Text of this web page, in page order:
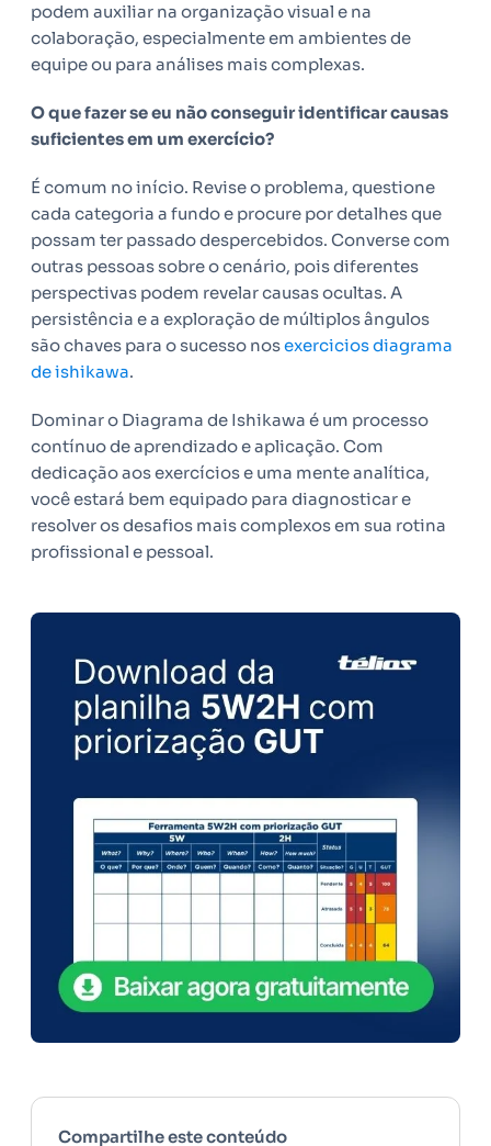
podem auxiliar na organização visual e na
colaboração, especialmente em ambientes de
equipe ou para análises mais complexas.
O que fazer se eu não conseguir identificar causas
suficientes em um exercício?
É comum no início. Revise o problema, questione
cada categoria a fundo e procure por detalhes que
possam ter passado despercebidos. Converse com
outras pessoas sobre o cenário, pois diferentes
perspectivas podem revelar causas ocultas. A
persistência e a exploração de múltiplos ângulos
são chaves para o sucesso nosexercicios diagrama
de ishikawa.
Dominar o Diagrama de Ishikawa é um processo
contínuo de aprendizado e aplicação. Com
dedicação aos exercícios e uma mente analítica,
você estará bem equipado para diagnosticar e
resolver os desafios mais complexos em sua rotina
profissional e pessoal.
Compartilhe este conteúdo